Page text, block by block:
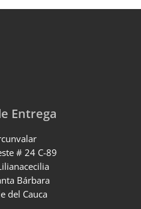
Entrega
# 24 C-89
Bárbara
del Cauca